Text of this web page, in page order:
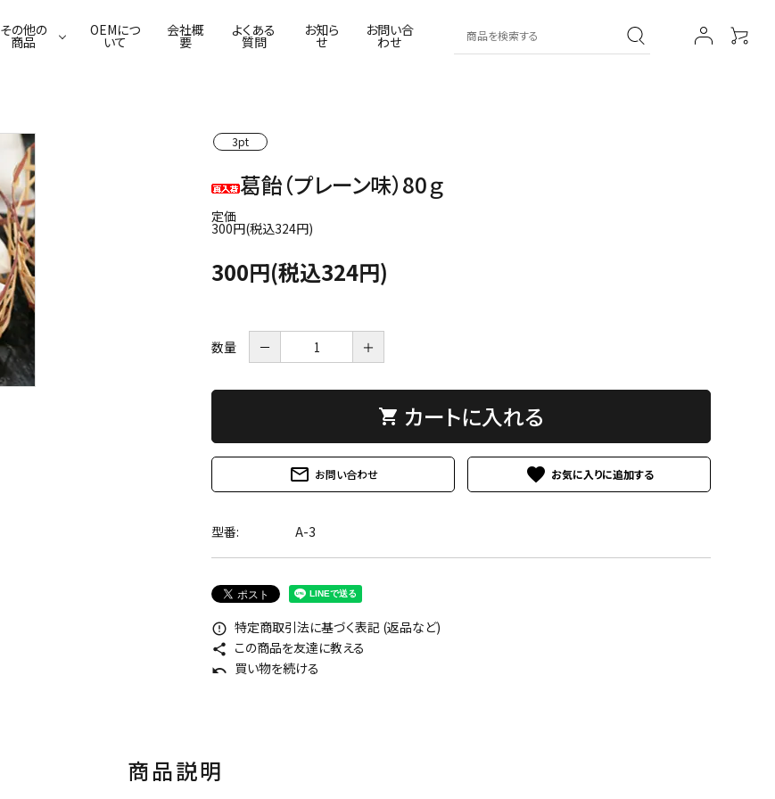
葛わらび餅 葛ごまどうふ
本葛・吉野葛 葛せんべい 薬膳シリーズ
ふわり葛豆乳ムース 焼菓子
その他の
商品
佃煮 漬物
OEMにつ
いて
会社概
要
よくある
質問
お知ら
せ
お問い合
わせ
3pt
葛飴（プレーン味）80ｇ
定価
300円(税込324円)
300円(税込324円)
数量 － ＋
shopping_cart カートに入れる
mail_outline お問い合わせ favorite
型番: A-3
error_outline 特定商取引法に基づく表記 (返品など)
share この商品を友達に教える
undo 買い物を続ける
商品説明